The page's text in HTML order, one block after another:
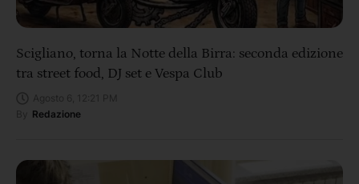
Scigliano, torna la Notte della Birra: seconda edizione
tra street food, DJ set e Vespa Club
Redazione